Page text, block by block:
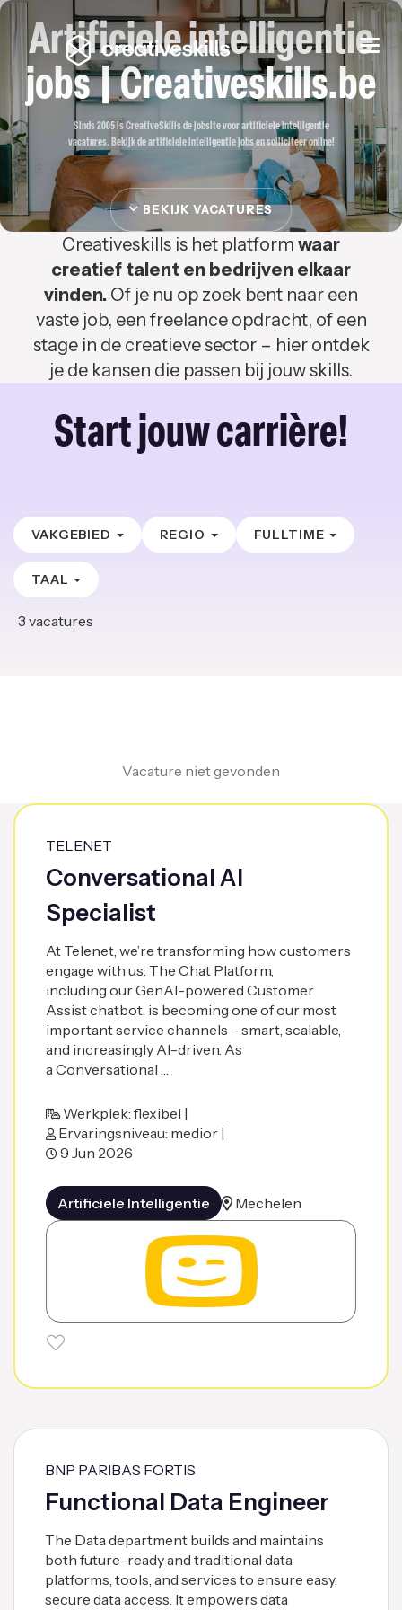
Artificiele intelligentie
jobs | Creativeskills.be
Sinds 2005 is CreativeSkills de jobsite voor artificiele intelligentie
vacatures. Bekijk de artificiele intelligentie jobs en solliciteer online!
BEKIJK VACATURES
Creativeskills is het platform waar
creatief talent en bedrijven elkaar
vinden. Of je nu op zoek bent naar een
vaste job, een freelance opdracht, of een
stage in de creatieve sector – hier ontdek
je de kansen die passen bij jouw skills.
Start jouw carrière!
VAKGEBIED REGIO FULLTIME
TAAL
3 vacatures
Vacature niet gevonden
TELENET
Conversational AI
Specialist
At Telenet, we’re transforming how customers
engage with us. The Chat Platform,
including our GenAI-powered Customer
Assist chatbot, is becoming one of our most
important service channels – smart, scalable,
and increasingly AI-driven. As
a Conversational …
Werkplek: flexibel |
Ervaringsniveau: medior |
9 Jun 2026
Artificiele Intelligentie Mechelen
BNP PARIBAS FORTIS
Functional Data Engineer
The Data department builds and maintains
both future-ready and traditional data
platforms, tools, and services to ensure easy,
secure data access. It empowers data